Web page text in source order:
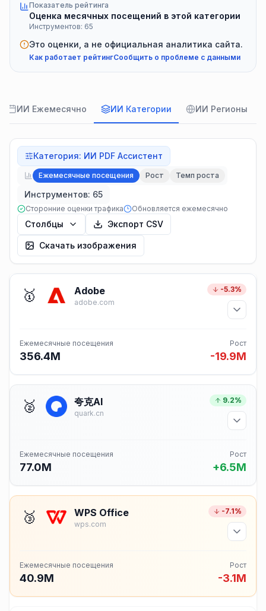
Показатель рейтинга
Оценка месячных посещений в этой категории
Инструментов: 65
Это оценки, а не официальная аналитика сайта.
Как работает рейтингСообщить о проблеме с данными
ИИ Ежемесячно ИИ Категории ИИ Регионы
Категория: ИИ PDF Ассистент
Ежемесячные посещения Рост Темп роста
Инструментов: 65
Сторонние оценки трафика Обновляется ежемесячно
Столбцы Экспорт CSV
Скачать изображения
🥇 Adobe
adobe.com
-5.3%
Ежемесячные посещения
356.4M
Рост
-19.9M
🥈 夸克AI
quark.cn
9.2%
Ежемесячные посещения
77.0M
Рост
+6.5M
🥉 WPS Office
wps.com
-7.1%
Ежемесячные посещения
40.9M
Рост
-3.1M